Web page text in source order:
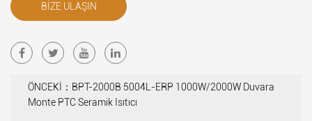
BIZE ULAŞIN
ÖNCEKİ：BPT-2000B 5004L-ERP 1000W/2000W Duvara
Monte PTC Seramik Isıtıcı